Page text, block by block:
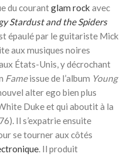
du courantglam rock avec
Stardust and the Spiders
épaulé par le guitariste Mick
aux musiques noires
États-Unis, y décrochant
Fameissue de l’album Young
alter ego bien plus
Duke et qui aboutit à la
Il s’expatrie ensuite
se tourner aux côtés
. Il produit